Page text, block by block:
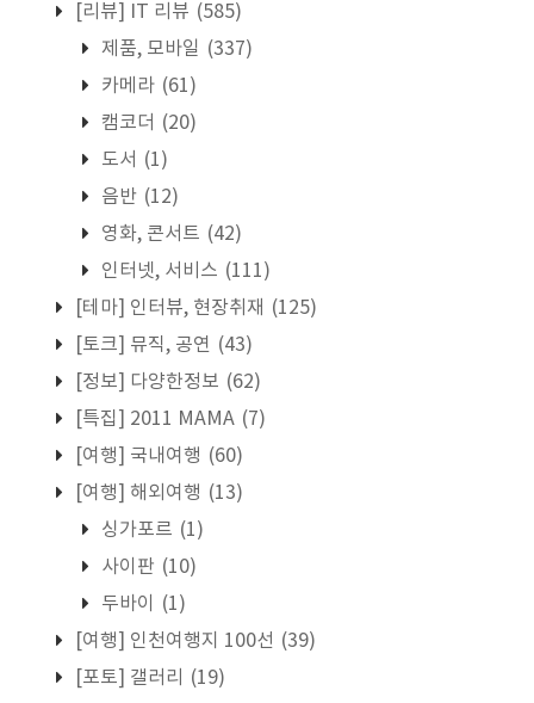
[리뷰] IT 리뷰 (585)
제품, 모바일 (337)
카메라 (61)
캠코더 (20)
도서 (1)
음반 (12)
영화, 콘서트 (42)
인터넷, 서비스 (111)
[테마] 인터뷰, 현장취재 (125)
[토크] 뮤직, 공연 (43)
[정보] 다양한정보 (62)
[특집] 2011 MAMA (7)
[여행] 국내여행 (60)
[여행] 해외여행 (13)
싱가포르 (1)
사이판 (10)
두바이
(1)
[여행] 인천여행지 100선 (39)
[포토] 갤러리
(19)